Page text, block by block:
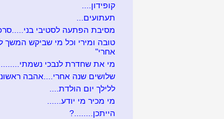
קופידון....
תעתועים...
מסיבת הפתעה לסטיבי
אחרי"
מי את שחדרת לנבכי
שלושים שנה אחרי....אהבה
ללילך יום הולדת....
מי מכיר מי יודע......
הייתכן........?